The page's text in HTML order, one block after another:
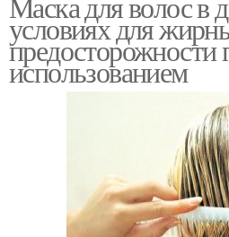
условиях для
предосторожности
использованием